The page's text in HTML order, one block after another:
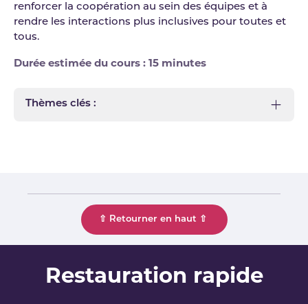
renforcer la coopération au sein des équipes et à
rendre les interactions plus inclusives pour toutes et
tous.
Durée estimée du cours : 15 minutes
Thèmes clés :
⇧ Retourner en haut ⇧
Restauration rapide